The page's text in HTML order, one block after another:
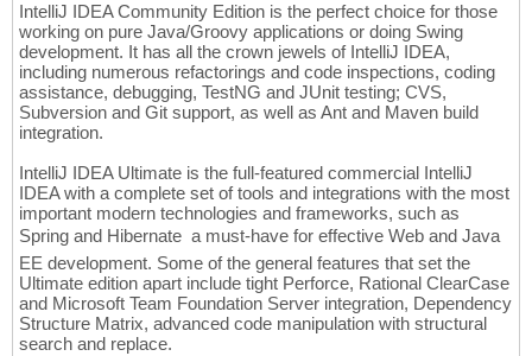
IntelliJ IDEA Community Edition is the perfect choice for those
working on pure Java/Groovy applications or doing Swing
development. It has all the crown jewels of IntelliJ IDEA,
including numerous refactorings and code inspections, coding
assistance, debugging, TestNG and JUnit testing; CVS,
Subversion and Git support, as well as Ant and Maven build
integration.
IntelliJ IDEA Ultimate is the full-featured commercial IntelliJ
IDEA with a complete set of tools and integrations with the most
important modern technologies and frameworks, such as
Spring and Hibernate  a must-have for effective Web and Java
EE development. Some of the general features that set the
Ultimate edition apart include tight Perforce, Rational ClearCase
and Microsoft Team Foundation Server integration, Dependency
Structure Matrix, advanced code manipulation with structural
search and replace.